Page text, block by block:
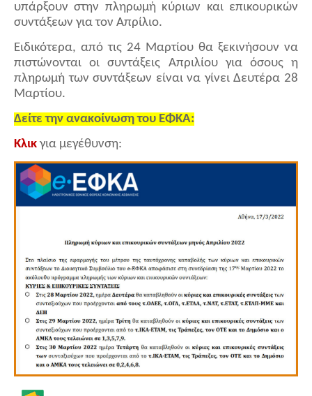
υπάρξουν στην πληρωμή κύριων και επικουρικών
συντάξεων για τον Απρίλιο.
Ειδικότερα, από τις 24 Μαρτίου θα ξεκινήσουν να
πιστώνονται οι συντάξεις Απριλίου για όσους η
πληρωμή των συντάξεων είναι να γίνει Δευτέρα 28
Μαρτίου.
Δείτε την ανακοίνωση του ΕΦΚΑ:
Κλικ για μεγέθυνση: